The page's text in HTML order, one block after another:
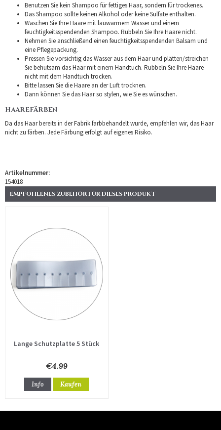
Benutzen Sie kein Shampoo für fettiges Haar, sondern für trockenes.
Das Shampoo sollte keinen Alkohol oder keine Sulfate enthalten.
Waschen Sie Ihre Haare mit lauwarmem Wasser und einem
feuchtigkeitsspendenden Shampoo. Rubbeln Sie Ihre Haare nicht.
Nehmen Sie anschließend einen feuchtigkeitsspendenden Balsam und
eine Pflegepackung.
Pressen Sie vorsichtig das Wasser aus dem Haar und plätten/streichen
Sie behutsam das Haar mit einem Handtuch. Rubbeln Sie Ihre Haare
nicht mit dem Handtuch trocken.
Bitte lassen Sie die Haare an der Luft trocknen.
Dann können Sie das Haar so stylen, wie Sie es wünschen.
HAAREFÄRBEN
Da das Haar bereits in der Fabrik farbbehandelt wurde, empfehlen wir, das Haar
nicht zu färben. Jede Färbung erfolgt auf eigenes Risiko.
Artikelnummer:
154018
EMPFOHLENES ZUBEHÖR FÜR DIESES PRODUKT
Lange Schutzplatte 5 Stück
€4.99
Info Kaufen